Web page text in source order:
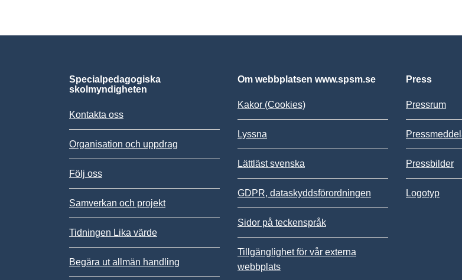
Specialpedagogiska
skolmyndigheten
Kontakta oss
Organisation och uppdrag
Följ oss
Samverkan och projekt
Tidningen Lika värde
Begära ut allmän handling
Om webbplatsen www.spsm.se
Kakor (Cookies)
Lyssna
Lättläst svenska
GDPR, dataskyddsförordningen
Sidor på teckenspråk
Tillgänglighet för vår externa
webbplats
Press
Pressrum
Pressbilder
Logotyp